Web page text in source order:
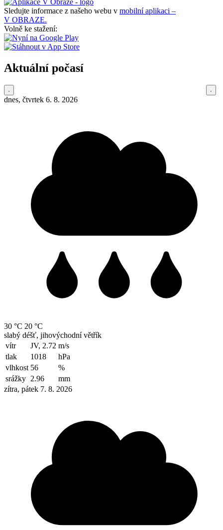
Sledujte informace z našeho webu v mobilní aplikaci –
V OBRAZE.
Volně ke stažení:
Aktuální počasí
dnes, čtvrtek 6. 8. 2026
30 °C 20 °C
slabý déšť, jihovýchodní větřík
vítr
JV, 2.72 m/s
tlak
1018
hPa
vlhkost 56
%
srážky 2.96
mm
zítra, pátek 7. 8. 2026